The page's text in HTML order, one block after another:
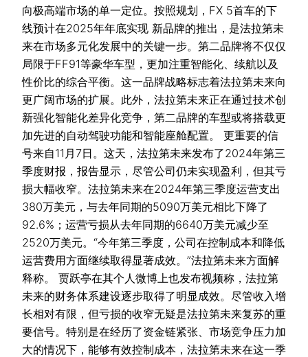
向极高端市场的单一定位。按照规划，FX 5首车的下
线预计在2025年年底实现 新品牌的推出，是法拉第未
来在市场多元化发展中的关键一步。第二品牌将不仅仅
局限于FF91等豪华车型，更加注重智能化、续航以及
性价比的综合平衡。这一品牌战略标志着法拉第未来向
更广阔市场的扩展。此外，法拉第未来正在通过技术创
新强化智能化差异化竞争，第二品牌的车型或将搭载更
加先进的自动驾驶功能和智能座舱配置。 更重要的信
号来自11月7日。这天，法拉第未来发布了2024年第三
季度财报，报告显示，尽管公司仍未实现盈利，但其亏
损大幅收窄。法拉第未来在2024年第三季度运营支出
380万美元，与去年同期的5090万美元相比下降了
92.6%；运营亏损从去年同期的6640万美元减少至
2520万美元。“今年第三季度，公司在控制成本和降低
运营费用方面继续取得显著成效。”法拉第未来方面解
释称。 贾跃亭在其个人微博上也发布视频称，法拉第
未来的财务体系建设逐步取得了明显成效。尽管收入增
长相对有限，但亏损的收窄无疑是法拉第未来复苏的重
要信号。特别是在经历了资金链紧张、市场竞争压力加
大的情况下，能够有效控制成本，法拉第未来在这一季